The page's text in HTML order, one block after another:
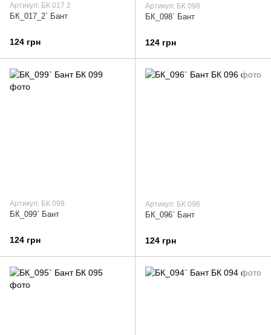
Артикул: БК 017 2
БК_017_2` Бант
124 грн
Артикул: БК 098
БК_098` Бант
124 грн
Артикул: БК 099
БК_099` Бант
124 грн
Артикул: БК 096
БК_096` Бант
124 грн